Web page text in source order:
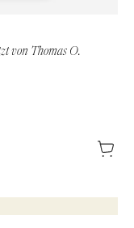
von Thomas O.